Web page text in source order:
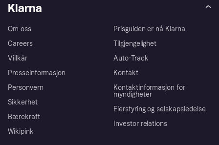
Klarna
Om oss
Careers
Villkår
Presseinformasjon
Personvern
Sikkerhet
Bærekraft
Wikipink
Prisguiden er nå Klarna
Tilgjengelighet
Auto-Track
Kontakt
Kontaktinformasjon for
myndigheter
Eierstyring og selskapsledelse
Investor relations